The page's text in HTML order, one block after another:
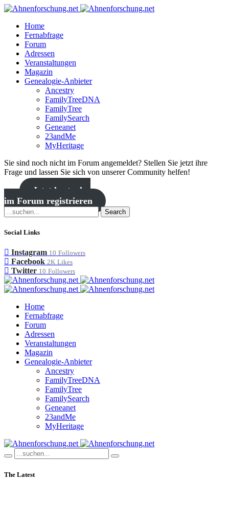
Home
Fernabfrage
Forum
Adressen
Veranstaltungen
Magazin
Genealogie-Anbieter
Ancestry
FamilyTreeDNA
FamilyTree
FamilySearch
Geneanet
23andMe
MyHeritage
Sie sind noch nicht im Forum angemeldet? Stellen Sie jetzt ihre
Frage und lassen Sie sich von unserer Community helfen!
Jetzt kostenlos
im Forum registrieren
Search
Social Links
Instagram 10 Followers
Facebook 2K Likes
Twitter 10 Followers
Home
Fernabfrage
Forum
Adressen
Veranstaltungen
Magazin
Genealogie-Anbieter
Ancestry
FamilyTreeDNA
FamilyTree
FamilySearch
Geneanet
23andMe
MyHeritage
The Latest